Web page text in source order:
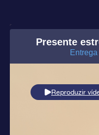
Presente
Reproduzir